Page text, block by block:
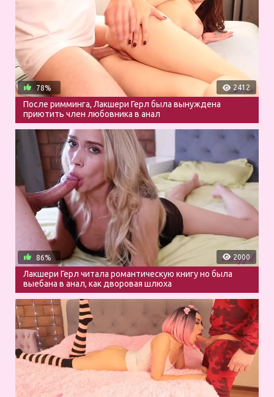
2412
78%
После римминга, Лакшери Герл была вынуждена
приютить член любовника в анал
2000
86%
Лакшери Герл читала романтическую книгу но была
выебана в анал, как дворовая шлюха